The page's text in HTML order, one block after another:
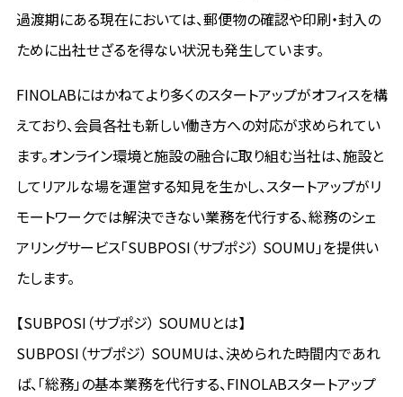
過渡期にある現在においては、郵便物の確認や印刷・封入の
ために出社せざるを得ない状況も発生しています。
FINOLABにはかねてより多くのスタートアップがオフィスを構
えており、会員各社も新しい働き方への対応が求められてい
ます。オンライン環境と施設の融合に取り組む当社は、施設と
してリアルな場を運営する知見を生かし、スタートアップがリ
モートワークでは解決できない業務を代行する、総務のシェ
アリングサービス「SUBPOSI（サブポジ） SOUMU」を提供い
たします。
【SUBPOSI（サブポジ） SOUMUとは】
SUBPOSI（サブポジ） SOUMUは、決められた時間内であれ
ば、「総務」の基本業務を代行する、FINOLABスタートアップ